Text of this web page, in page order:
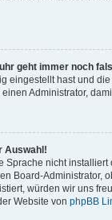
geht immer noch
eingestellt hast und
Administrator,
Auswahl!
nicht
Board-Administrator,
würden wir uns
Website von phpBB